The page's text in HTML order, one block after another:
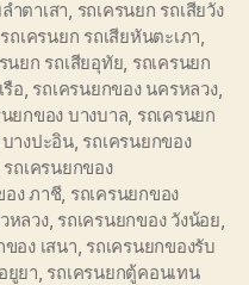
ำตาเสา รถเครนยก รถเสียวัง
รถเครนยก รถเสียหันตะเภา
นยก รถเสียอุทัย รถเครนยก
อ รถเครนยกของ นครหลวง,
นยกของ บางบาล รถเครนยก
างปะอิน, รถเครนยกของ
รถเครนยกของ
อง ภาชี, รถเครนยกของ
หลวง, รถเครนยกของ วังน้อย
อง เสนา รถเครนยกของรับ
ยูยา รถเครนยกตู้คอนเทน